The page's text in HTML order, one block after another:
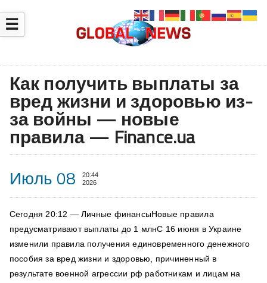
☰
Как получить выплаты за
вред жизни и здоровью из-
за войны — новые
правила — Finance.ua
Июль 08
20:44
2026
Сегодня 20:12 — Личные финансыНовые правила
предусматривают выплаты до 1 млнС 16 июня в Украине
изменили правила получения единовременного денежного
пособия за вред жизни и здоровью, причиненный в
результате военной агрессии рф работникам и лицам на